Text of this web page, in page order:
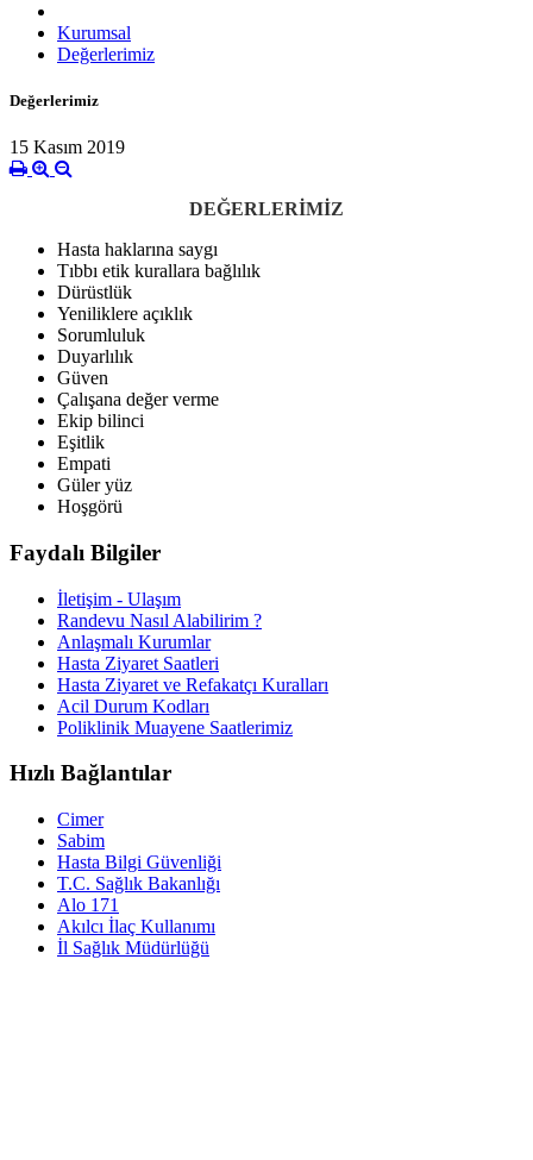
Kurumsal
Değerlerimiz
Değerlerimiz
15 Kasım 2019
DEĞERLERİMİZ
Hasta haklarına saygı
Tıbbı etik kurallara bağlılık
Dürüstlük
Yeniliklere açıklık
Sorumluluk
Duyarlılık
Güven
Çalışana değer verme
Ekip bilinci
Eşitlik
Empati
Güler yüz
Hoşgörü
Faydalı Bilgiler
İletişim - Ulaşım
Randevu Nasıl Alabilirim ?
Anlaşmalı Kurumlar
Hasta Ziyaret Saatleri
Hasta Ziyaret ve Refakatçı Kuralları
Acil Durum Kodları
Poliklinik Muayene Saatlerimiz
Hızlı Bağlantılar
Cimer
Sabim
Hasta Bilgi Güvenliği
T.C. Sağlık Bakanlığı
Alo 171
Akılcı İlaç Kullanımı
İl Sağlık Müdürlüğü